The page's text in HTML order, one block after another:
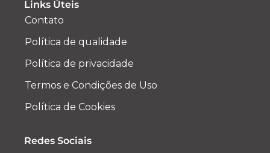
Links Úteis
Contato
Política de qualidade
Política de privacidade
Termos e Condições de Uso
Política de Cookies
Redes Sociais